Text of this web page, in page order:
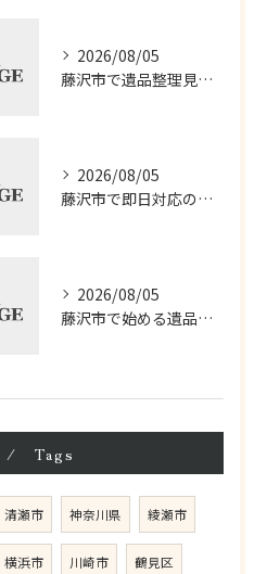
2026/08/05
藤沢市で遺品整理見積もりと料金を比較
2026/08/05
藤沢市で即日対応の遺品整理サービス徹底解説
2026/08/05
藤沢市で始める遺品整理相談の進め方
Tags
清瀬市 神奈川県 綾瀬市
横浜市 川崎市 鶴見区